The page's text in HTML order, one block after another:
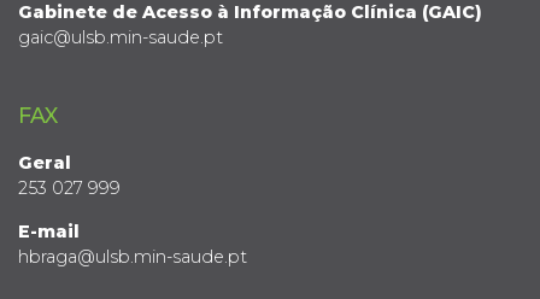
Gabinete de Acesso à Informação Clínica (GAIC)
gaic@ulsb.min-saude.pt
FAX
Geral
253 027 999
E-mail
hbraga@ulsb.min-saude.pt